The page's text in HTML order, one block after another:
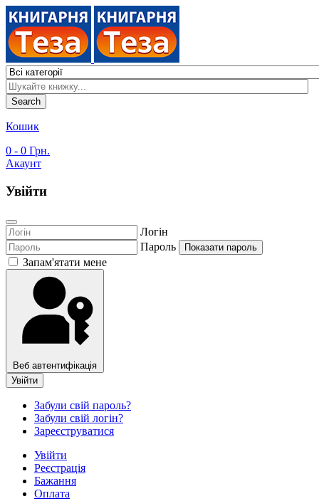
Search
Кошик
0 - 0 Грн.
Акаунт
Увійти
Логін
Пароль
Показати пароль
Запам'ятати мене
Веб автентифікація
Увійти
Забули свій пароль?
Забули свій логін?
Зареєструватися
Увійти
Реєстрація
Бажання
Оплата